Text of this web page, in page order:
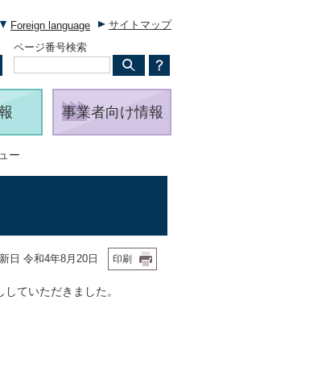
Foreign language
サイトマップ
ページ番号検索
事業者向け情報
ー
日 令和4年8月20日 印刷
ていただきました。